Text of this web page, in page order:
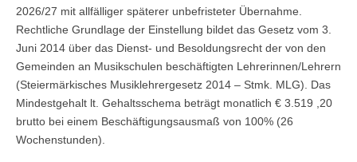
2026/27 mit allfälliger späterer unbefristeter Übernahme.
Rechtliche Grundlage der Einstellung bildet das Gesetz vom 3.
Juni 2014 über das Dienst- und Besoldungsrecht der von den
Gemeinden an Musikschulen beschäftigten Lehrerinnen/Lehrern
(Steiermärkisches Musiklehrergesetz 2014 – Stmk. MLG). Das
Mindestgehalt lt. Gehaltsschema beträgt monatlich € 3.519 ,20
brutto bei einem Beschäftigungsausmaß von 100% (26
Wochenstunden).